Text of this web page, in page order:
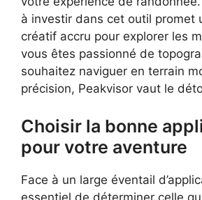
à investir dans cet outil promet
créatif accru pour explorer les
vous êtes passionné de
souhaitez naviguer en terrain
précision, Peakvisor vaut le
Choisir la bonne
pour votre aventure
Face à un large éventail
essentiel de déterminer celle